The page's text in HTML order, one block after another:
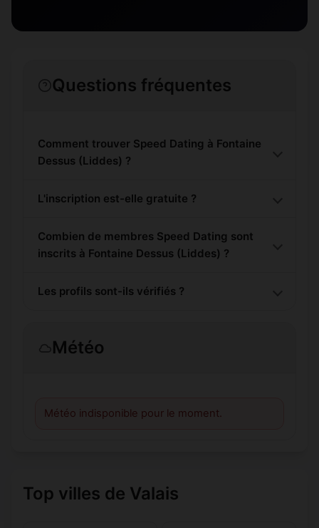
Questions fréquentes
Comment trouver Speed Dating à Fontaine
Dessus (Liddes) ?
L'inscription est-elle gratuite ?
Combien de membres Speed Dating sont
inscrits à Fontaine Dessus (Liddes) ?
Les profils sont-ils vérifiés ?
Météo
Météo indisponible pour le moment.
Top villes de Valais